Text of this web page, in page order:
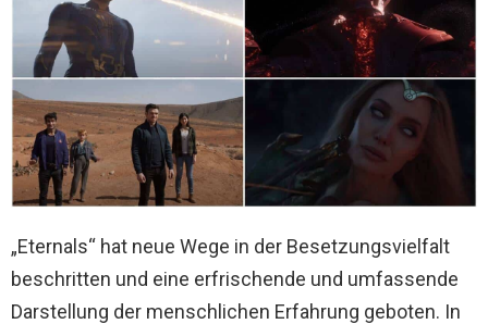
„Eternals“ hat neue Wege in der Besetzungsvielfalt
beschritten und eine erfrischende und umfassende
Darstellung der menschlichen Erfahrung geboten. In